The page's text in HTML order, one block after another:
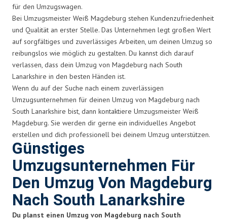
für den Umzugswagen.
Bei Umzugsmeister Weiß Magdeburg stehen Kundenzufriedenheit
und Qualität an erster Stelle. Das Unternehmen legt großen Wert
auf sorgfältiges und zuverlässiges Arbeiten, um deinen Umzug so
reibungslos wie möglich zu gestalten. Du kannst dich darauf
verlassen, dass dein Umzug von Magdeburg nach South
Lanarkshire in den besten Händen ist.
Wenn du auf der Suche nach einem zuverlässigen
Umzugsunternehmen für deinen Umzug von Magdeburg nach
South Lanarkshire bist, dann kontaktiere Umzugsmeister Weiß
Magdeburg. Sie werden dir gerne ein individuelles Angebot
erstellen und dich professionell bei deinem Umzug unterstützen.
Günstiges
Umzugsunternehmen Für
Den Umzug Von Magdeburg
Nach South Lanarkshire
Du planst einen Umzug von Magdeburg nach South